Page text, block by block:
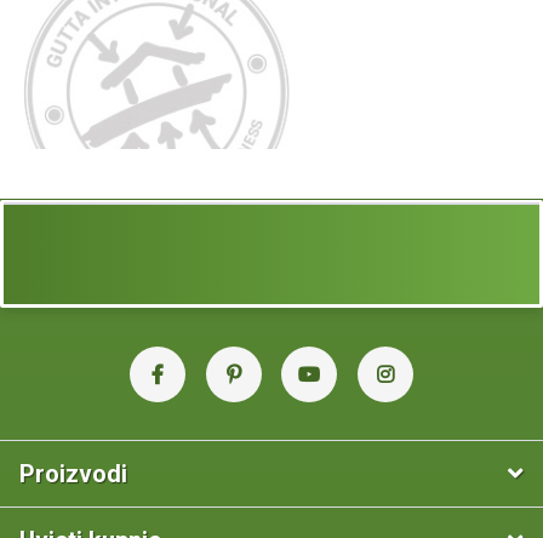
Proizvodi